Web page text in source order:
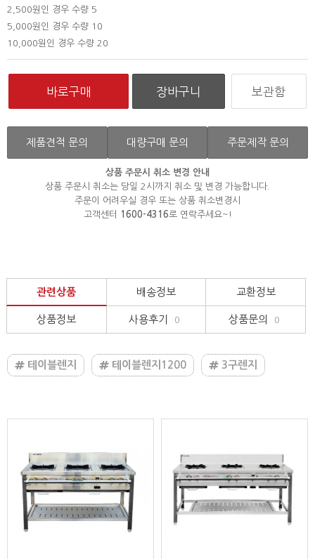
2,500원인 경우 수량 5
5,000원인 경우 수량 10
10,000원인 경우 수량 20
보관함
제품견적 문의 대량구매 문의 주문제작 문의
상품 주문시 취소 변경 안내
상품 주문시 취소는 당일 2시까지 취소 및 변경 가능합니다.
주문이 어려우실 경우 또는 상품 취소변경시
고객센터
1600-4316로 연락주세요~!
관련상품 배송정보 교환정보
상품정보 사용후기 0 상품문의 0
테이블렌지 테이블렌지1200 3구렌지